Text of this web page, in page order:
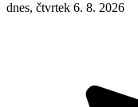
dnes, čtvrtek 6. 8. 2026